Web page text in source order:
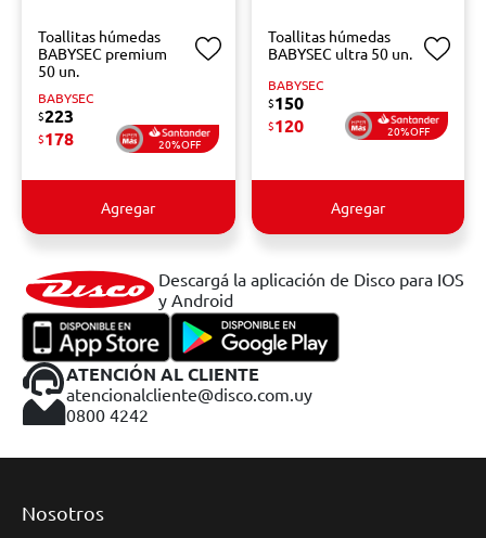
Toallitas húmedas
BABYSEC premium
50 un.
BABYSEC
$223
$178 20%OFF
Agregar
Toallitas húmedas
BABYSEC ultra 50 un.
BABYSEC
$150
$120 20%OFF
Agregar
Descargá la aplicación de Disco para IOS
y Android
ATENCIÓN AL CLIENTE
atencionalcliente@disco.com.uy
0800 4242
Nosotros